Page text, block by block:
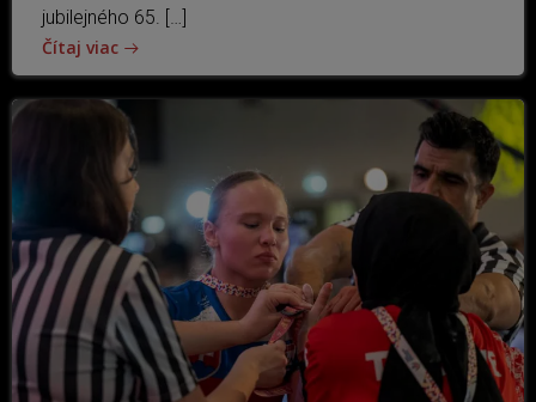
jubilejného 65. […]
Čítaj viac